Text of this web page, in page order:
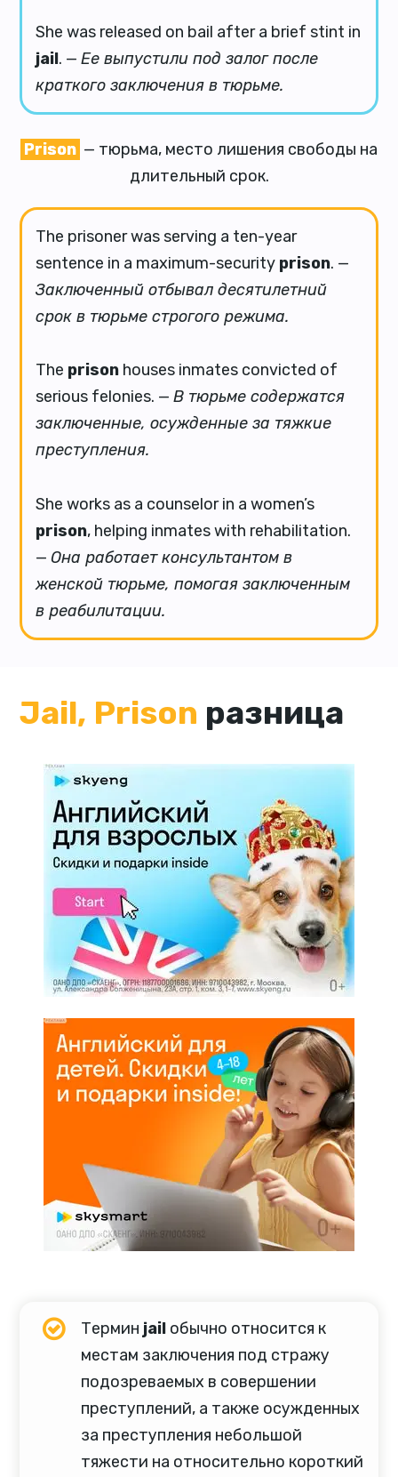
She was released on bail after a brief stint in
jail. —Ее выпустили под залог после
краткого заключения в тюрьме.
Prison — тюрьма, место лишения свободы на
длительный срок.
The prisoner was serving a ten-year
sentence in a maximum-security prison. —
Заключенный отбывал десятилетний
срок в тюрьме строгого режима.
The prison houses inmates convicted of
serious felonies. —В тюрьме содержатся
заключенные, осужденные за тяжкие
преступления.
She works as a counselor in a women’s
prison, helping inmates with rehabilitation.
—Она работает консультантом в
женской тюрьме, помогая заключенным
в реабилитации.
Jail, Prison разница
Термин jail обычно относится к
местам заключения под стражу
подозреваемых в совершении
преступлений, а также осужденных
за преступления небольшой
тяжести на относительно короткий